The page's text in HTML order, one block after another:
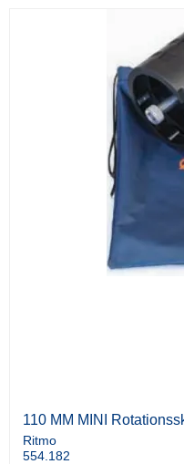
110 MM MINI
Ritmo
554.182